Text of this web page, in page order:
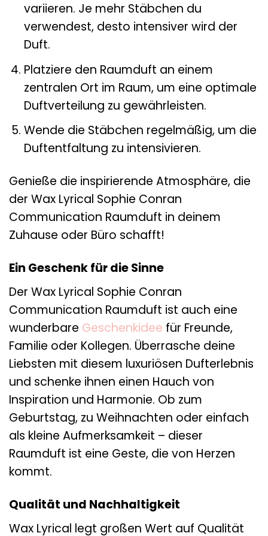
variieren. Je mehr Stäbchen du
verwendest, desto intensiver wird der
Duft.
Platziere den Raumduft an einem
zentralen Ort im Raum, um eine optimale
Duftverteilung zu gewährleisten.
Wende die Stäbchen regelmäßig, um die
Duftentfaltung zu intensivieren.
Genieße die inspirierende Atmosphäre, die
der Wax Lyrical Sophie Conran
Communication Raumduft in deinem
Zuhause oder Büro schafft!
Ein Geschenk für die Sinne
Der Wax Lyrical Sophie Conran
Communication Raumduft ist auch eine
wunderbare Geschenkidee für Freunde,
Familie oder Kollegen. Überrasche deine
Liebsten mit diesem luxuriösen Dufterlebnis
und schenke ihnen einen Hauch von
Inspiration und Harmonie. Ob zum
Geburtstag, zu Weihnachten oder einfach
als kleine Aufmerksamkeit – dieser
Raumduft ist eine Geste, die von Herzen
kommt.
Qualität und Nachhaltigkeit
Wax Lyrical legt großen Wert auf Qualität